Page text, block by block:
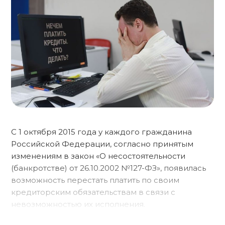
С 1 октября 2015 года у каждого гражданина
Российской Федерации, согласно принятым
изменениям в закон «О несостоятельности
(банкротстве) от 26.10.2002 №127-ФЗ», появилась
возможность перестать платить по своим
кредиторским обязательствам в связи с
невозможностью их исполнения.